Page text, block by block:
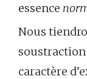
essence
Nous
caractère